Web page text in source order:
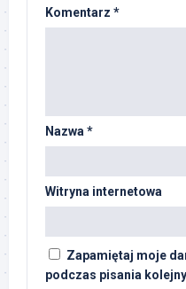
Komentarz *
Nazwa*
Witryna internetowa
Zapamiętaj moje
podczas pisania